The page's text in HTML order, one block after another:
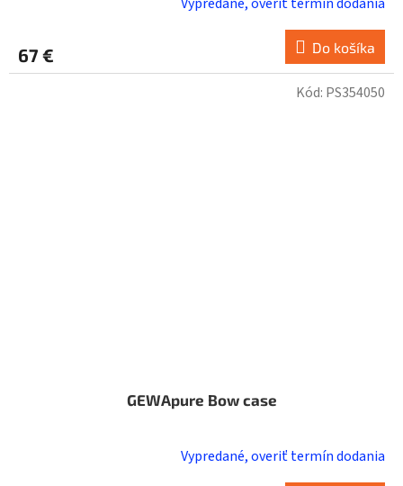
67 € Do košíka
GEWApure Bow case
Vypredané, overiť termín dodania
Kód: PS354050